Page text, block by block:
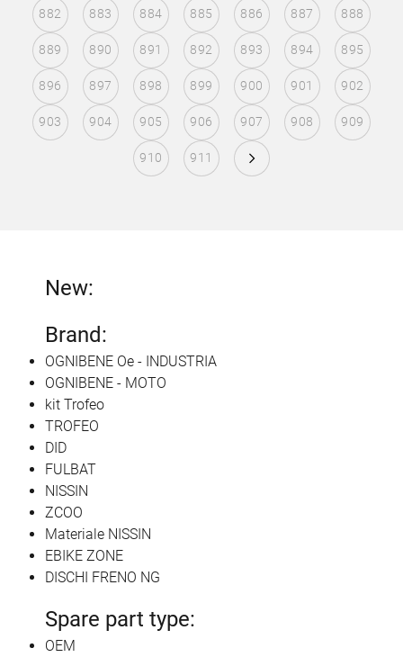
882 883 884 885 886 887 888
889 890 891 892 893 894 895
896 897 898 899 900 901 902
903 904 905 906 907 908 909
910 911
New:
Brand:
OGNIBENE Oe - INDUSTRIA
OGNIBENE - MOTO
kit Trofeo
TROFEO
DID
FULBAT
NISSIN
ZCOO
Materiale NISSIN
EBIKE ZONE
DISCHI FRENO NG
Spare part type:
OEM